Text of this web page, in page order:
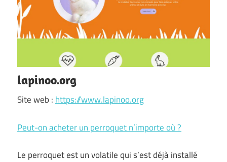
lapinoo.org
Site web : https://www.lapinoo.org
Peut-on acheter un perroquet n’importe où ?
Le perroquet est un volatile qui s’est déjà installé